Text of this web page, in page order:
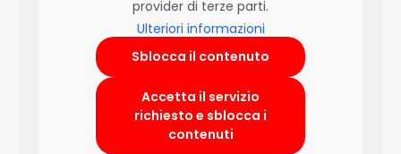
provider di terze parti.
Ulteriori informazioni
Sblocca il contenuto
Accetta il servizio
richiesto e sblocca i
contenuti